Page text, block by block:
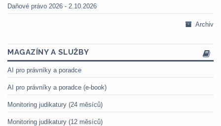
Daňové právo 2026 - 2.10.2026
Archiv
MAGAZÍNY A SLUŽBY
AI pro právníky a poradce
AI pro právníky a poradce (e-book)
Monitoring judikatury (24 měsíců)
Monitoring judikatury (12 měsíců)